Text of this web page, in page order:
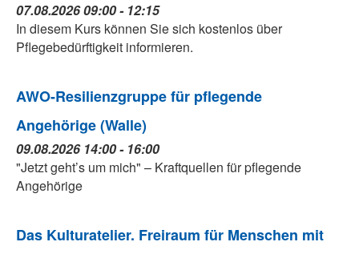
07.08.2026 09:00 - 12:15
In diesem Kurs können Sie sich kostenlos über
Pflegebedürftigkeit informieren.
AWO-Resilienzgruppe für pflegende
Angehörige (Walle)
09.08.2026 14:00 - 16:00
"Jetzt geht’s um mich" – Kraftquellen für pflegende
Angehörige
Das Kulturatelier. Freiraum für Menschen mit